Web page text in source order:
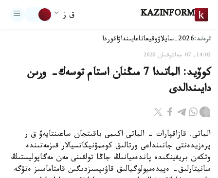
KAZINFORM ق ز
ترەند:2026-سايلاۋ وقيعاتاعايىنداۋاقوردا
14:02, 07 جەلتوقسان 2020
كوۆيد: الماتىدا 7 مىڭنان استام توسەك- ورىن
دايىندالدى
الماتى. قازاقپارات - الماتى اكىمى باقىتجان ساعىنتايەۆ ق ر
پرەزيدەنتى جانىنداعى ورتالىق كوممۋنيكاتسيالار قىزمەتىندە
وتكەن بريفينگىدە پاندەميانىڭ جاڭا تولقىنى مەن مەگاپوليستىڭ
سانيتارلىق- ەپيدەميولوگيالىق قاۋىپسىزدىگىن قامتاماسىز ەتۋگە